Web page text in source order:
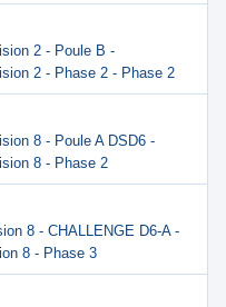
2 - Poule B -
2 - Phase 2 - Phase 2
8 - Poule A DSD6 -
8 - Phase 2
8 - CHALLENGE D6-A -
8 - Phase 3